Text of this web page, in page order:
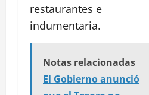
restaurantes e
indumentaria.
Notas relacionadas
El Gobierno anunció